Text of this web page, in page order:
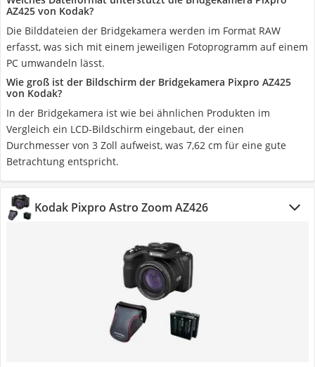
AZ425 von Kodak?
Die Bilddateien der Bridgekamera werden im Format RAW
erfasst, was sich mit einem jeweiligen Fotoprogramm auf einem
PC umwandeln lässt.
Wie groß ist der Bildschirm der Bridgekamera Pixpro AZ425
von Kodak?
In der Bridgekamera ist wie bei ähnlichen Produkten im
Vergleich ein LCD-Bildschirm eingebaut, der einen
Durchmesser von 3 Zoll aufweist, was 7,62 cm für eine gute
Betrachtung entspricht.
Kodak Pixpro Astro Zoom AZ426